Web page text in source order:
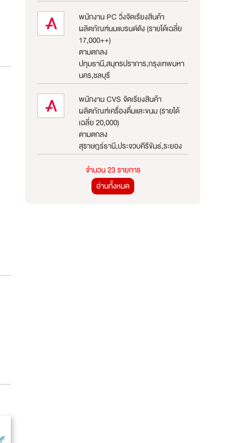
พนักงาน PC วิ่งจัดเรียงสินค้า
ผลิตภัณฑ์นมแบรนด์ดัง (รายได้เฉลี่ย
17,000++)
ตามตกลง
ปทุมธานี,สมุทรปราการ,กรุงเทพมหา
นคร,ชลบุรี
พนักงาน CVS จัดเรียงสินค้า
ผลิตภัณฑ์เครื่องดื่มและขนม (รายได้
เฉลี่ย 20,000)
ตามตกลง
สุราษฎร์ธานี,ประจวบคีรีขันธ์,ระยอง
จำนวน 23 รายการ
อ่านทั้งหมด